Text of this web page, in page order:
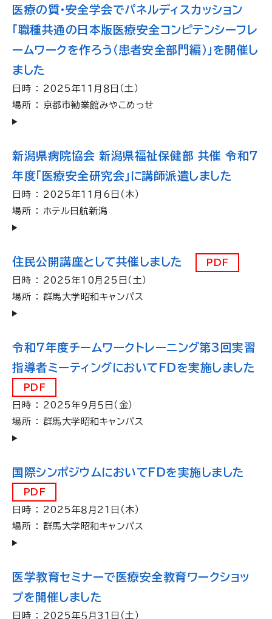
医療の質・安全学会でパネルディスカッション
「職種共通の日本版医療安全コンピテンシーフレ
ームワークを作ろう（患者安全部門編）」を開催し
ました
日時 ： 2025年11月８日（土）
場所 ： 京都市勧業館みやこめっせ
新潟県病院協会 新潟県福祉保健部 共催 令和７
年度「医療安全研究会」に講師派遣しました
日時 ： 2025年11月6日（木）
場所 ： ホテル日航新潟
住民公開講座として共催しました
PDF
日時 ： 2025年10月25日（土）
場所 ： 群馬大学昭和キャンパス
令和7年度チームワークトレーニング第3回実習
指導者ミーティングにおいてFDを実施しました
PDF
日時 ： 2025年９月５日（金）
場所 ： 群馬大学昭和キャンパス
国際シンポジウムにおいてFDを実施しました
PDF
日時 ： 2025年８月21日（木）
場所 ： 群馬大学昭和キャンパス
医学教育セミナーで医療安全教育ワークショッ
プを開催しました
日時 ： 2025年５月31日（土）